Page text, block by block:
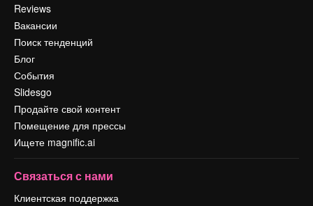
Reviews
Вакансии
Поиск тенденций
Блог
События
Slidesgo
Продайте свой контент
Помещение для прессы
Ищете magnific.ai
Связаться с нами
Клиентская поддержка